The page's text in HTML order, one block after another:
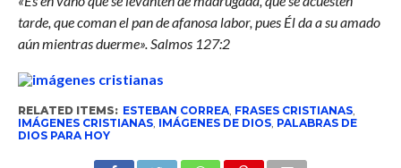
tarde, que coman el pan de afanosa labor, pues Él da a su amado
aún mientras duerme». Salmos 127:2
RELATED ITEMS: ESTEBAN CORREA, FRASES CRISTIANAS,
IMÁGENES CRISTIANAS, IMÁGENES DE DIOS, PALABRAS DE
DIOS PARA HOY